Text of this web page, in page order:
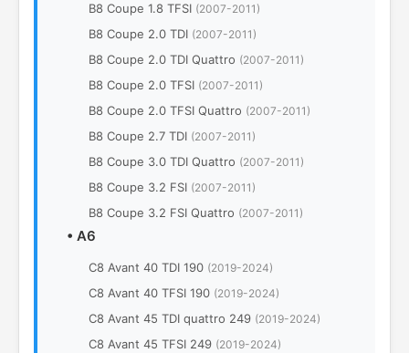
B8 Coupe 1.8 TFSI (2007-2011)
B8 Coupe 2.0 TDI (2007-2011)
B8 Coupe 2.0 TDI Quattro (2007-2011)
B8 Coupe 2.0 TFSI (2007-2011)
B8 Coupe 2.0 TFSI Quattro (2007-2011)
B8 Coupe 2.7 TDI (2007-2011)
B8 Coupe 3.0 TDI Quattro (2007-2011)
B8 Coupe 3.2 FSI (2007-2011)
B8 Coupe 3.2 FSI Quattro (2007-2011)
• A6
C8 Avant 40 TDI 190 (2019-2024)
C8 Avant 40 TFSI 190 (2019-2024)
C8 Avant 45 TDI quattro 249 (2019-2024)
C8 Avant 45 TFSI 249 (2019-2024)